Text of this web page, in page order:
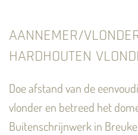
AANNEMER/
HARDHOUTEN
Doe afstand van de
vlonder en betreed het
Buitenschrijnwerk in